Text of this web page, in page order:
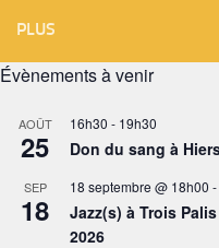
PLUS
Évènements à venir
AOÛT
25
16h30 - 19h30
Don du sang à
SEP
18
18 septembre @ 18h00 -
Jazz(s) à Trois
2026